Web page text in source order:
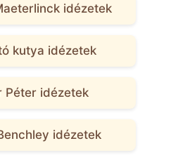
idézetek
kutya idézetek
Péter idézetek
idézetek